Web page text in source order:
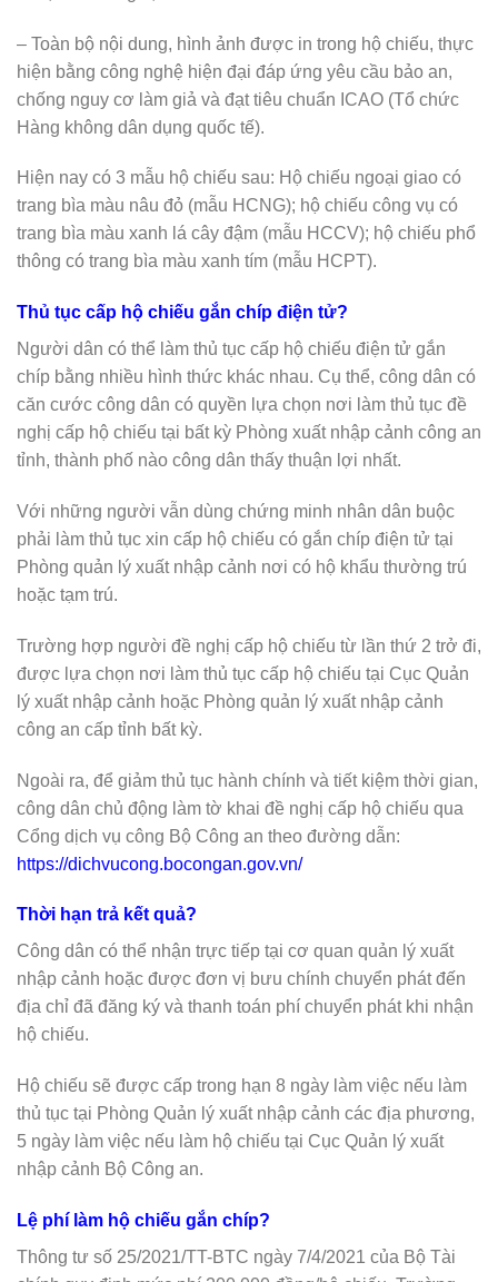
– Toàn bộ nội dung, hình ảnh được in trong hộ chiếu, thực
hiện bằng công nghệ hiện đại đáp ứng yêu cầu bảo an,
chống nguy cơ làm giả và đạt tiêu chuẩn ICAO (Tổ chức
Hàng không dân dụng quốc tế).
Hiện nay có 3 mẫu hộ chiếu sau: Hộ chiếu ngoại giao có
trang bìa màu nâu đỏ (mẫu HCNG); hộ chiếu công vụ có
trang bìa màu xanh lá cây đậm (mẫu HCCV); hộ chiếu phổ
thông có trang bìa màu xanh tím (mẫu HCPT).
Thủ tục cấp hộ chiếu gắn chíp điện tử?
Người dân có thể làm thủ tục cấp hộ chiếu điện tử gắn
chíp bằng nhiều hình thức khác nhau. Cụ thể, công dân có
căn cước công dân có quyền lựa chọn nơi làm thủ tục đề
nghị cấp hộ chiếu tại bất kỳ Phòng xuất nhập cảnh công an
tỉnh, thành phố nào công dân thấy thuận lợi nhất.
Với những người vẫn dùng chứng minh nhân dân buộc
phải làm thủ tục xin cấp hộ chiếu có gắn chíp điện tử tại
Phòng quản lý xuất nhập cảnh nơi có hộ khẩu thường trú
hoặc tạm trú.
Trường hợp người đề nghị cấp hộ chiếu từ lần thứ 2 trở đi,
được lựa chọn nơi làm thủ tục cấp hộ chiếu tại Cục Quản
lý xuất nhập cảnh hoặc Phòng quản lý xuất nhập cảnh
công an cấp tỉnh bất kỳ.
Ngoài ra, để giảm thủ tục hành chính và tiết kiệm thời gian,
công dân chủ động làm tờ khai đề nghị cấp hộ chiếu qua
Cổng dịch vụ công Bộ Công an theo đường dẫn:
https://dichvucong.bocongan.gov.vn/
Thời hạn trả kết quả?
Công dân có thể nhận trực tiếp tại cơ quan quản lý xuất
nhập cảnh hoặc được đơn vị bưu chính chuyển phát đến
địa chỉ đã đăng ký và thanh toán phí chuyển phát khi nhận
hộ chiếu.
Hộ chiếu sẽ được cấp trong hạn 8 ngày làm việc nếu làm
thủ tục tại Phòng Quản lý xuất nhập cảnh các địa phương,
5 ngày làm việc nếu làm hộ chiếu tại Cục Quản lý xuất
nhập cảnh Bộ Công an.
Lệ phí làm hộ chiếu gắn chíp?
Thông tư số 25/2021/TT-BTC ngày 7/4/2021 của Bộ Tài